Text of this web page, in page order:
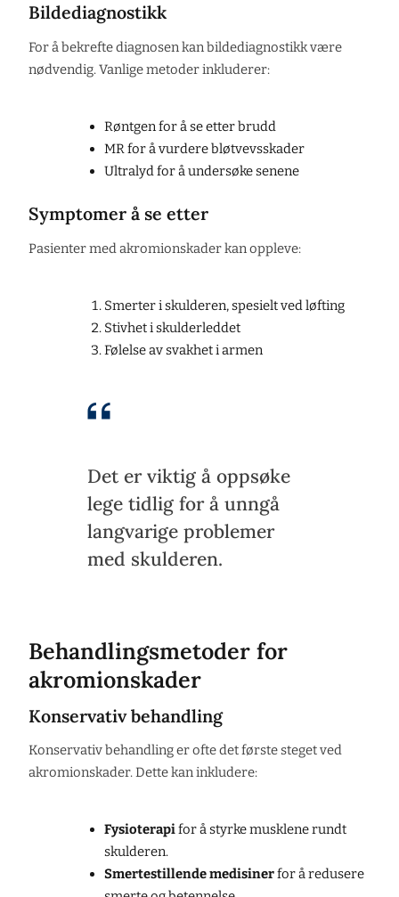
Bildediagnostikk
For å bekrefte diagnosen kan bildediagnostikk være
nødvendig. Vanlige metoder inkluderer:
Røntgen for å se etter brudd
MR for å vurdere bløtvevsskader
Ultralyd for å undersøke senene
Symptomer å se etter
Pasienter med akromionskader kan oppleve:
Smerter i skulderen, spesielt ved løfting
Stivhet i skulderleddet
Følelse av svakhet i armen
Det er viktig å oppsøke
lege tidlig for å unngå
langvarige problemer
med skulderen.
Behandlingsmetoder for
akromionskader
Konservativ behandling
Konservativ behandling er ofte det første steget ved
akromionskader. Dette kan inkludere:
Fysioterapifor å styrke musklene rundt
skulderen.
Smertestillende medisinerfor å redusere